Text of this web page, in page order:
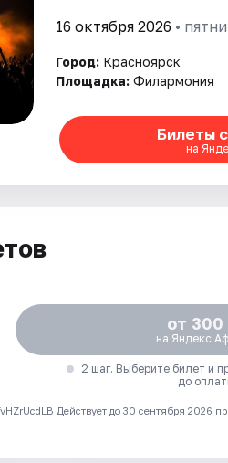
16 октября 2026 •
Город: Красноярск
Площадка: Филармония
Билеты
на
от 300
на Яндекс
2 шаг. Выберите билет и
до
Действует до 30 сентября 2026